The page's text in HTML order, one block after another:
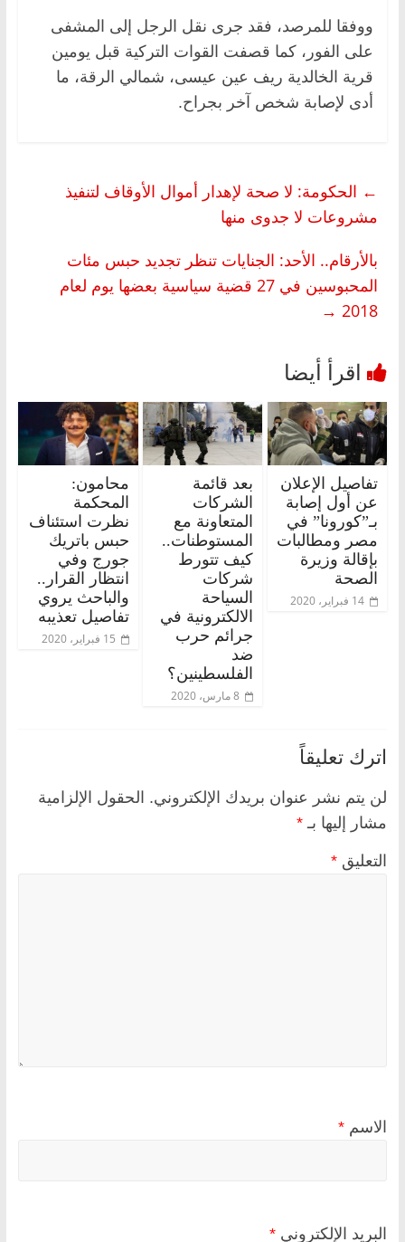
ووفقا للمرصد، فقد جرى نقل الرجل إلى المشفى
على الفور، كما قصفت القوات التركية قبل يومين
قرية الخالدية ريف عين عيسى، شمالي الرقة، ما
أدى لإصابة شخص آخر بجراح.
← الحكومة: لا صحة لإهدار أموال الأوقاف لتنفيذ
مشروعات لا جدوى منها
بالأرقام.. الأحد: الجنايات تنظر تجديد حبس مئات
المحبوسين في 27 قضية سياسية بعضها يوم لعام
2018
→
تفاصيل الإعلان
عن أول إصابة
بـ”كورونا” في
مصر ومطالبات
بإقالة وزيرة
الصحة
14 فبراير، 2020
بعد قائمة
الشركات
المتعاونة مع
المستوطنات..
كيف تتورط
شركات
السياحة
الالكترونية في
جرائم حرب
ضد
الفلسطينين؟
8 مارس، 2020
محامون:
المحكمة
نظرت استئناف
حبس باتريك
جورج وفي
انتظار القرار..
والباحث يروي
تفاصيل تعذيبه
15 فبراير، 2020
اترك تعليقاً
لن يتم نشر عنوان بريدك الإلكتروني. الحقول الإلزامية
مشار إليها بـ *
التعليق *
الاسم *
البريد الإلكتروني *